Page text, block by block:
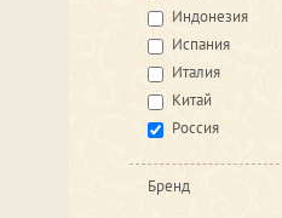
Индонезия
Испания
Италия
Китай
Россия
Бренд